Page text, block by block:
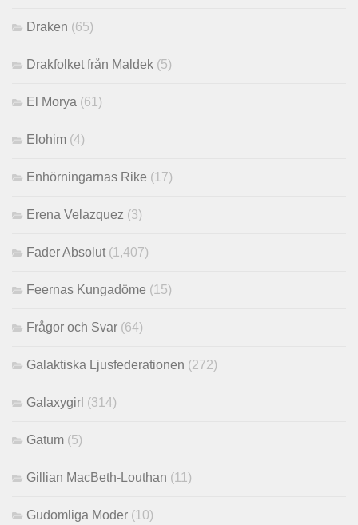
Draken (65)
Drakfolket från Maldek (5)
El Morya (61)
Elohim (4)
Enhörningarnas Rike (17)
Erena Velazquez (3)
Fader Absolut (1,407)
Feernas Kungadöme (15)
Frågor och Svar (64)
Galaktiska Ljusfederationen (272)
Galaxygirl (314)
Gatum (5)
Gillian MacBeth-Louthan (11)
Gudomliga Moder (10)